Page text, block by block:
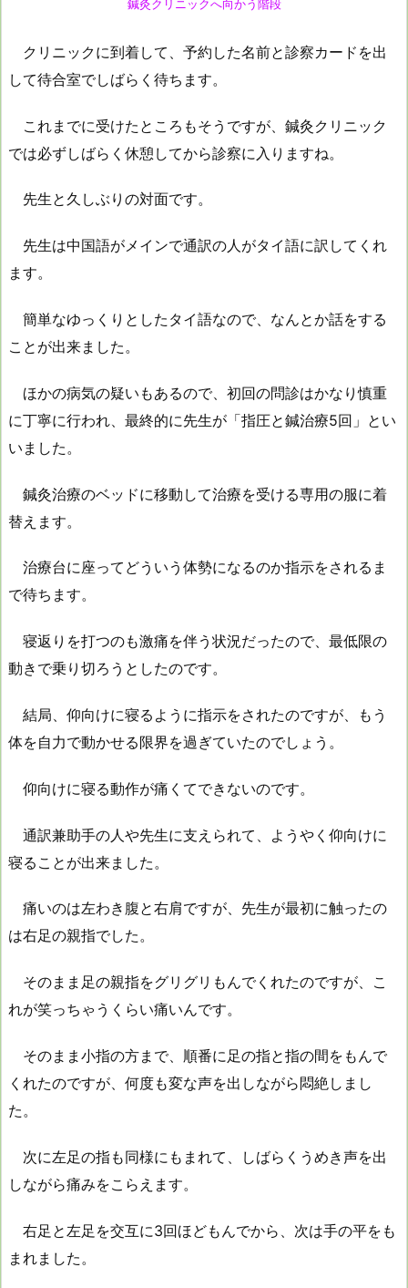
鍼灸クリニックへ向かう階段
クリニックに到着して、予約した名前と診察カードを出
して待合室でしばらく待ちます。
これまでに受けたところもそうですが、鍼灸クリニック
では必ずしばらく休憩してから診察に入りますね。
先生と久しぶりの対面です。
先生は中国語がメインで通訳の人がタイ語に訳してくれ
ます。
簡単なゆっくりとしたタイ語なので、なんとか話をする
ことが出来ました。
ほかの病気の疑いもあるので、初回の問診はかなり慎重
に丁寧に行われ、最終的に先生が「指圧と鍼治療5回」とい
いました。
鍼灸治療のベッドに移動して治療を受ける専用の服に着
替えます。
治療台に座ってどういう体勢になるのか指示をされるま
で待ちます。
寝返りを打つのも激痛を伴う状況だったので、最低限の
動きで乗り切ろうとしたのです。
結局、仰向けに寝るように指示をされたのですが、もう
体を自力で動かせる限界を過ぎていたのでしょう。
仰向けに寝る動作が痛くてできないのです。
通訳兼助手の人や先生に支えられて、ようやく仰向けに
寝ることが出来ました。
痛いのは左わき腹と右肩ですが、先生が最初に触ったの
は右足の親指でした。
そのまま足の親指をグリグリもんでくれたのですが、こ
れが笑っちゃうくらい痛いんです。
そのまま小指の方まで、順番に足の指と指の間をもんで
くれたのですが、何度も変な声を出しながら悶絶しまし
た。
次に左足の指も同様にもまれて、しばらくうめき声を出
しながら痛みをこらえます。
右足と左足を交互に3回ほどもんでから、次は手の平をも
まれました。